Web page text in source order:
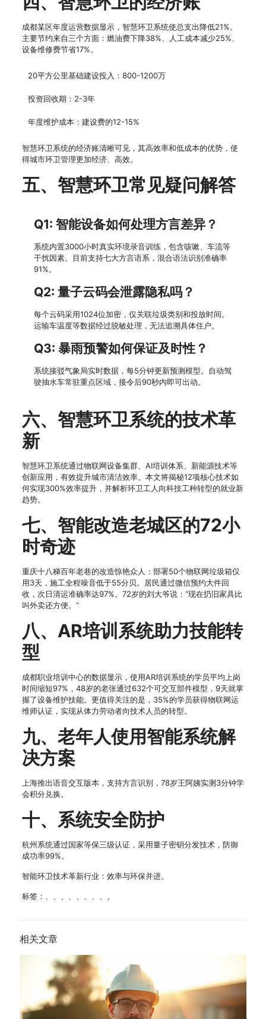
成都某区年度运营数据显示，智慧环卫系统使总支出降低21%。
主要节约来自三个方面：燃油费下降38%、人工成本减少25%、
设备维修费节省17%。
20平方公里基础建设投入：800-1200万
投资回收期：2-3年
年度维护成本：建设费的12-15%
智慧环卫系统的经济账清晰可见，其高效率和低成本的优势，使
得城市环卫管理更加经济、高效。
五、智慧环卫常见疑问解答
Q1: 智能设备如何处理方言差异？
系统内置3000小时真实环境录音训练，包含咳嗽、车流等
干扰因素。目前支持七大方言语系，混合语法识别准确率
91%。
Q2: 量子云码会泄露隐私吗？
每个云码采用1024位加密，仅关联垃圾类别和投放时间。
运输车温度等数据经过脱敏处理，无法追溯具体住户。
Q3: 暴雨预警如何保证及时性？
系统接驳气象局实时数据，每5分钟更新预测模型。自动驾
驶抽水车常驻重点区域，接令后90秒内即可出动。
六、智慧环卫系统的技术革
新
智慧环卫系统通过物联网设备集群、AI培训体系、新能源技术等
创新应用，有效提升城市清洁效率。本文将揭秘12项核心技术如
何实现300%效率提升，并解析环卫工人向科技工种转型的就业新
趋势。
七、智能改造老城区的72小
时奇迹
重庆十八梯百年老巷的改造惊艳众人：部署50个物联网垃圾箱仅
用3天，施工全程噪音低于55分贝。居民通过微信预约大件回
收，次日清运准确率达97%。72岁的刘大爷说：“现在扔旧家具比
叫外卖还方便。”
八、AR培训系统助力技能转
型
成都职业培训中心的数据显示，使用AR培训系统的学员平均上岗
时间缩短97%，48岁的老张通过632个可交互部件模型，9天就掌
握了设备维护技能。更值得关注的是，35%的学员获得物联网运
维师认证，实现从体力劳动者向技术人员的转型。
九、老年人使用智能系统解
决方案
上海推出语音交互版本，支持方言识别，78岁王阿姨实测3分钟学
会积分兑换。
十、系统安全防护
杭州系统通过国家等保三级认证，采用量子密钥分发技术，防御
成功率99%。
智能环卫技术革新行业：效率与环保并进。
标签：、、、、、、、、。
相关文章